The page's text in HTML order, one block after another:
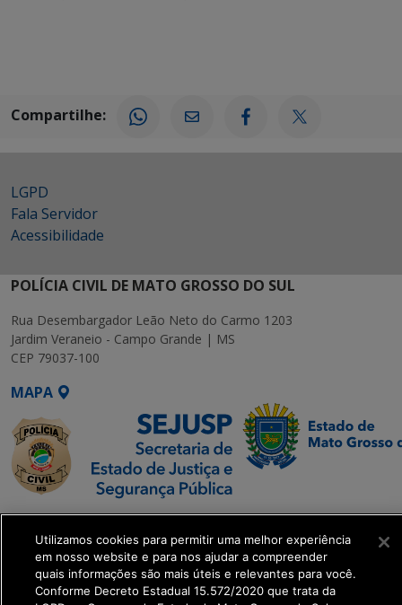
Compartilhe:
LGPD
Fala Servidor
Acessibilidade
POLÍCIA CIVIL DE MATO GROSSO DO SUL
Rua Desembargador Leão Neto do Carmo 1203
Jardim Veraneio - Campo Grande | MS
CEP 79037-100
MAPA
SETDIG | Secretaria-
Executiva de
Transformação Digital
Utilizamos cookies para permitir uma melhor experiência
em nosso website e para nos ajudar a compreender
quais informações são mais úteis e relevantes para você.
Conforme Decreto Estadual 15.572/2020 que trata da